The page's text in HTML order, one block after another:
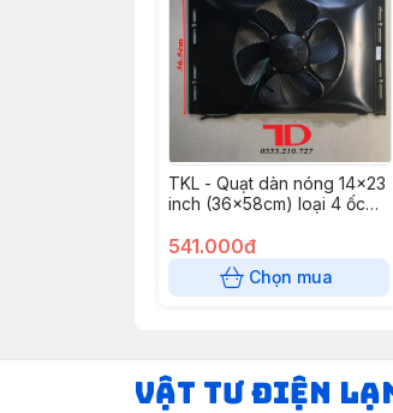
TKL - Quạt dàn nóng 14x23
inch (36x58cm) loại 4 ốc
cái/ thùng)
541.000đ
Chọn mua
VẬT TƯ ĐIỆN